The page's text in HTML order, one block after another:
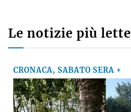
Le notizie più lette
CRONACA, SABATO SERA +